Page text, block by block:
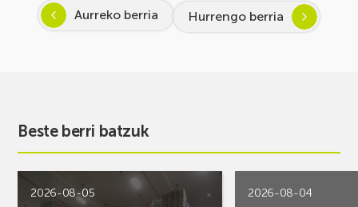
Aurreko berria Hurrengo berria
Beste berri batzuk
2026-08-05 2026-08-04